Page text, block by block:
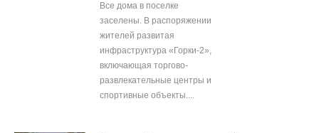
Все дома в поселке
заселены. В распоряжении
жителей развитая
инфраструктура «Горки-2»,
включающая торгово-
развлекательные центры и
спортивные объекты....